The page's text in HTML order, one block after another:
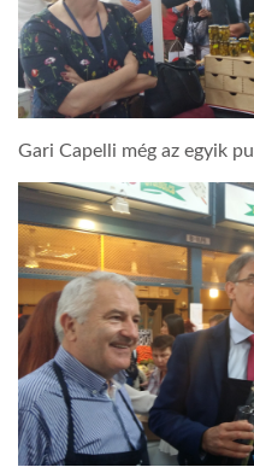
Gari Capelli még az egyik